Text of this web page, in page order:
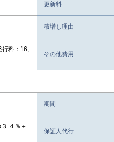
更新料
積増し理由
行料：16,
その他費用
期間
.４％＋
保証人代行